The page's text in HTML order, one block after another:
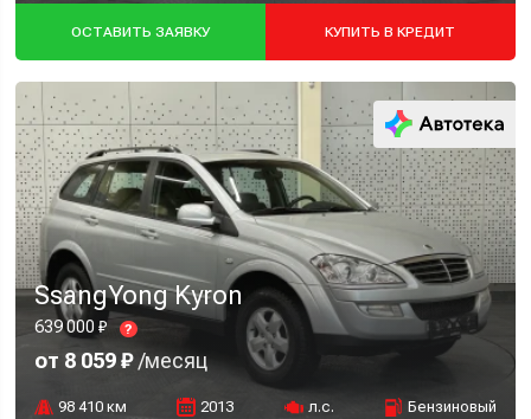
ОСТАВИТЬ ЗАЯВКУ КУПИТЬ В КРЕДИТ
SsangYong Kyron
639 000 ₽ ?
от 8 059 ₽/месяц
98 410 км 2013 л.с. Бензиновый